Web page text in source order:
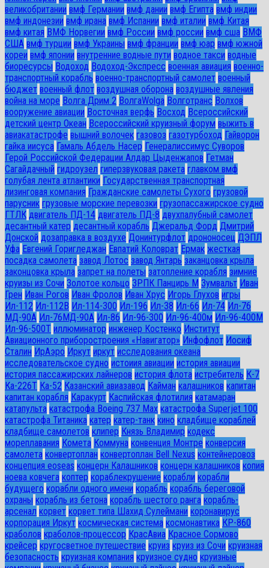
великобритании вмф Германии вмф дании вмф Египта вмф индии
вмф индонезии вмф ирана вмф Испании вмф италии вмф Китая
вмф китая ВМФ Норвегии вмф России вмф россии вмф сша ВМФ
США вмф турции вмф Украины вмф франции вмф юар вмф южной
кореи вмф японии внутренние водные пути водное такси водные
биоресурсы Водоход Водоход-Экспресс военная авиация военно-
транспортный корабль военно-транспортный самолет военный
бюджет военный флот воздушная оборона воздушные явления
война на море Волга Дрим 2 ВолгаWolga Волготранс Волхов
вооружение авиации Восточная верфь Восход Всероссийский
детский центр Океан Всероссийский круизный форум выжить в
авиакатастрофе вышний волочек газовоз газотурбоход Гайворон
гайка иисуса Гамаль Абдель Насер Генералиссимус Суворов
Герой Российской Федерации Алдар Цыденжапов Гетман
Сагайдачный гидроузел гиперзвуковая ракета главком вмф
голубая лента атлантики Государственная транспортная
лизинговая компания Гражданские самолеты Сухого грузовой
парусник грузовые морские перевозки грузопассажирское судно
ГТЛК двигатель ПД-14 двигатель ПД-8 двухпалубный самолет
десантный катер десантный корабль Джеральд Форд Дмитрий
Донской дозаправка в воздухе Донинтурфлот дрононосец ДЭПЛ
Уфа Евгений Горигледжан Евпатий Коловрат Ермак жесткая
посадка самолета завод Лотос завод Янтарь заканцовка крыла
законцовка крыла запрет на полеты затопление корабля зимние
круизы из Сочи Золотое кольцо ЗРПК Панцирь М Зумвальт Иван
Грен Иван Рогов Иван Фролов Иван Хрус Игорь Глухов игры
Ил-112 Ил-112В Ил-114-300 Ил-196 Ил-38 Ил-66 Ил-74 Ил-76
МД-90А Ил-76МД-90А Ил-86 Ил-96-300 Ил-96-400м Ил-96-400М
Ил-96-500Т иллюминатор инженер Костенко Институт
Авиационного приборостроения «Навигатор» Инфофлот Иосиф
Сталин ИрАэро Иркут иркут исследования океана
исследовательское судно истоиия авиации история авиации
история пассажирских лайнеров история флота истребитель К-7
Ка-226Т Ка-52 Казанский авиазавод Кайман калашников капитан
капитан корабля Каракурт Каспийская флотилия катамаран
катапульта катастрофа Boeing 737 Max катастрофа Superjet 100
катастрофа Титаника катер катер-танк кино кладбище кораблей
кладбище самолетов клипер Князь Владимир кодекс
мореплавания Комета Коммуна конвенция Монтре конверсия
самолета конвертоплан конвертоплан Bell Nexus контейнеровоз
концепция eoseas концерн Калашников концерн калашников копия
ноева ковчега коптер кораблекрушение корабли корабли
будущего корабли одного имени корабль корабль береговой
охраны корабль из бетона корабль шестого ранга корабль-
арсенал корвет корвет типа Шахид Сулеймани коронавирус
корпорация Иркут космическая система космонавтика КР-860
краболов краболов-процессор КрасАвиа Красное Сормово
крейсер кругосветное путешествие круиз круиз из Сочи круизная
безопасность круизная компания круизное судно круизные